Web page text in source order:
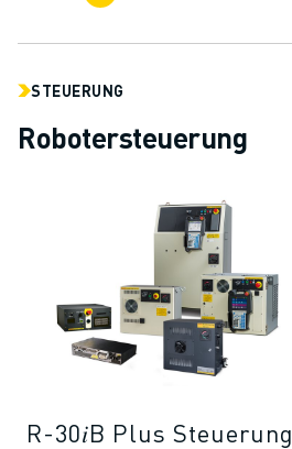
STEUERUNG
Robotersteuerung
R-30𝑖B Plus Steuerung